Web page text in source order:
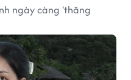
ngày càng 'thăng